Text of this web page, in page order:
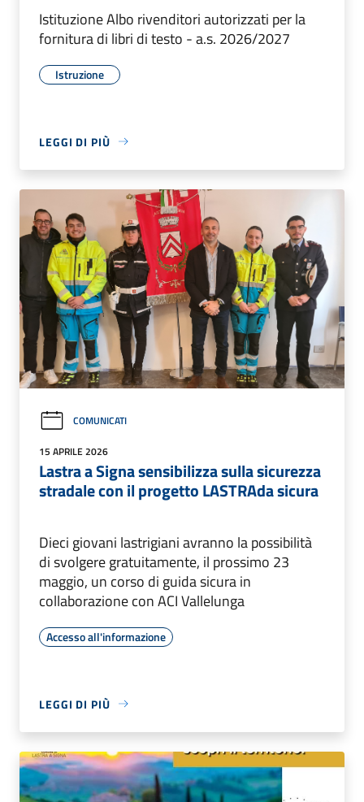
Istituzione Albo rivenditori autorizzati per la
fornitura di libri di testo - a.s. 2026/2027
Istruzione
LEGGI DI PIÙ
COMUNICATI
15 APRILE 2026
Lastra a Signa sensibilizza sulla sicurezza
stradale con il progetto LASTRAda sicura
Dieci giovani lastrigiani avranno la possibilità
di svolgere gratuitamente, il prossimo 23
maggio, un corso di guida sicura in
collaborazione con ACI Vallelunga
Accesso all'informazione
LEGGI DI PIÙ